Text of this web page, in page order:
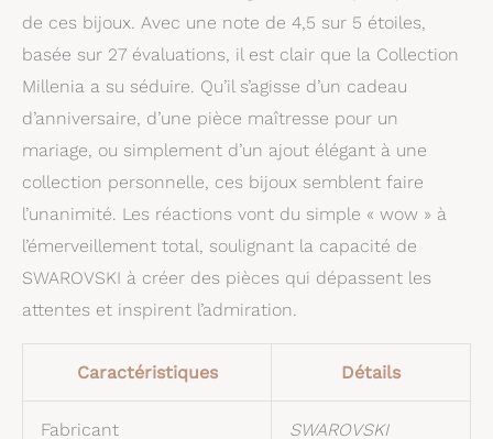
de ces bijoux. Avec une note de 4,5 sur 5 étoiles,
basée sur 27 évaluations, il est clair que la Collection
Millenia a su séduire. Qu’il s’agisse d’un cadeau
d’anniversaire, d’une pièce maîtresse pour un
mariage, ou simplement d’un ajout élégant à une
collection personnelle, ces bijoux semblent faire
l’unanimité. Les réactions vont du simple « wow » à
l’émerveillement total, soulignant la capacité de
SWAROVSKI à créer des pièces qui dépassent les
attentes et inspirent l’admiration.
Caractéristiques Détails
Fabricant SWAROVSKI